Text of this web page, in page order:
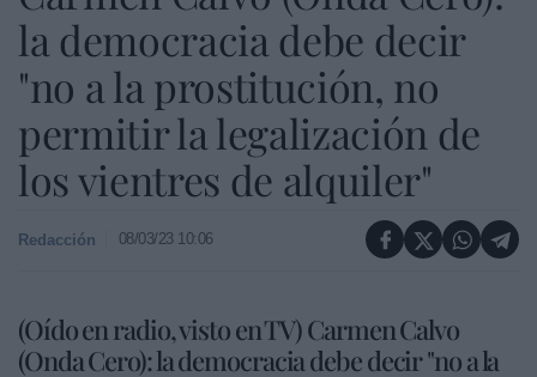
la democracia debe decir
"no a la prostitución, no
permitir la legalización de
los vientres de alquiler"
Redacción 08/03/23 10:06
(Oído en radio, visto en TV) Carmen Calvo
(Onda Cero): la democracia debe decir "no a la